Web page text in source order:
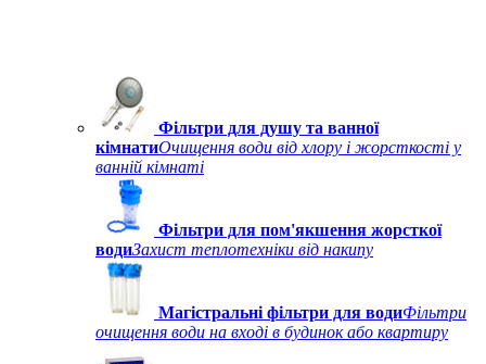
Фільтри для душу та ванної
кімнатиОчищення води від хлору і жорсткості у
ванній кімнаті
Фільтри для пом'якшення жорсткої
водиЗахист теплотехніки від накипу
Магістральні фільтри для водиФільтри
очищення води на вході в будинок або квартиру